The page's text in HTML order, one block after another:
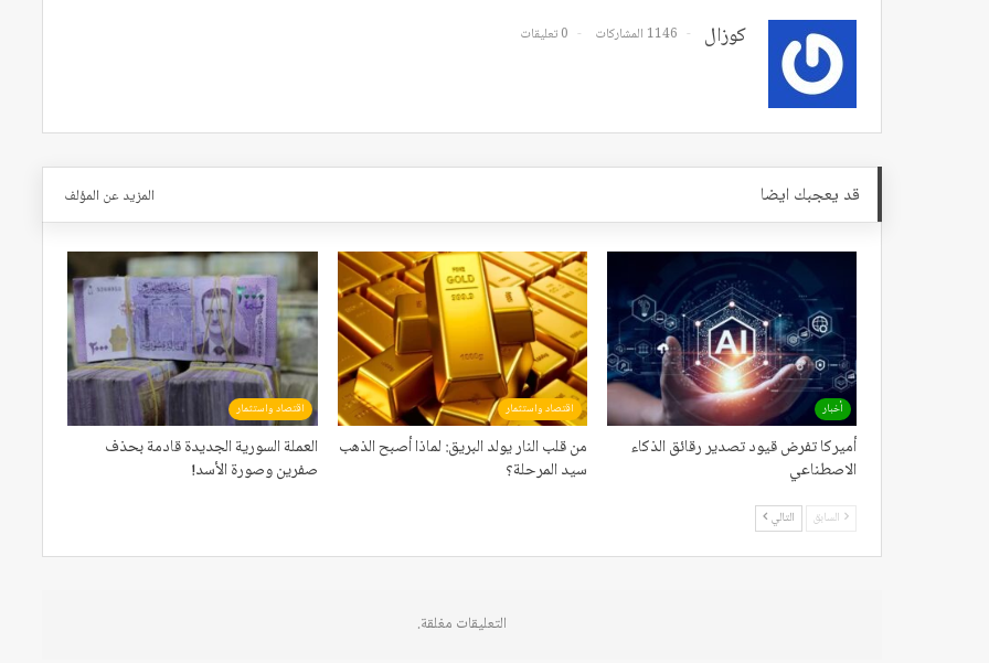
كوزال 1146 المشاركات 0 تعليقات
قد يعجبك ايضا المزيد عن المؤلف
أخبار
أميركا تفرض قيود تصدير رقائق الذكاء
الاصطناعي
اقتصاد واستثمار
من قلب النار يولد البريق: لماذا أصبح الذهب
سيد المرحلة؟
اقتصاد واستثمار
العملة السورية الجديدة قادمة بحذف
صفرين وصورة الأسد!
السابق التالي
التعليقات مغلقة.